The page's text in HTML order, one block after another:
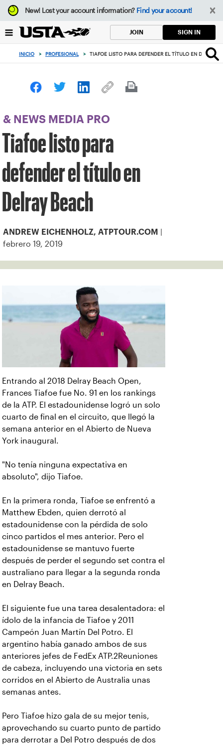
Enfoque
desde
botón
volver
principio
New!Lost your account information? Find your account!
JOIN SIGN IN
INICIO > PROFESIONAL > TIAFOE LISTO PARA DEFENDER EL TÍTULO EN DELRAY
& NEWS MEDIA PRO
Tiafoe listo para
defender el título en
Delray Beach
ANDREW EICHENHOLZ, ATPTOUR.COM
febrero 19, 2019
Entrando al 2018 Delray Beach Open,
Frances Tiafoe fue No. 91 en los rankings
de la ATP. El estadounidense logró un solo
cuarto de final en el circuito, que llegó la
semana anterior en el Abierto de Nueva
York inaugural.
"No tenía ninguna expectativa en
absoluto", dijo Tiafoe.
En la primera ronda, Tiafoe se enfrentó a
Matthew Ebden, quien derrotó al
estadounidense con la pérdida de solo
cinco partidos el mes anterior. Pero el
estadounidense se mantuvo fuerte
después de perder el segundo set contra el
australiano para llegar a la segunda ronda
en Delray Beach.
El siguiente fue una tarea desalentadora: el
ídolo de la infancia de Tiafoe y 2011
Campeón Juan Martín Del Potro. El
argentino había ganado ambos de sus
anteriores jefes de FedEx ATP.2Reuniones
de cabeza, incluyendo una victoria en sets
corridos en el Abierto de Australia unas
semanas antes.
Pero Tiafoe hizo gala de su mejor tenis,
aprovechando su cuarto punto de partido
para derrotar a Del Potro después de dos